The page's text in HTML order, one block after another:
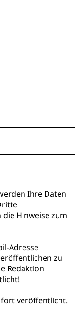
Ihre Daten
die Hinweise zum
Adresse
zu
Redaktion
veröffentlicht.